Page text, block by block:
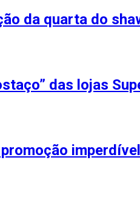
da quarta do
das lojas